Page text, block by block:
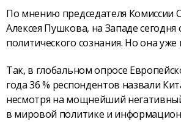
По мнению председателя
Алексея Пушкова, на Западе
политического сознания. Но она
Так, в глобальном опросе
года 36 % респондентов назвали
несмотря на мощнейший
в мировой политике и